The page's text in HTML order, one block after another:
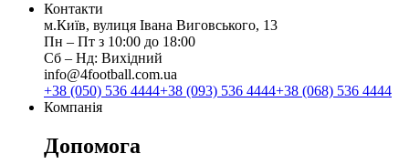
Контакти
м.Київ, вулиця Івана Виговського, 13
Пн ‒ Пт з 10:00 до 18:00
Сб ‒ Нд: Вихідний
info@4football.com.ua
+38 (050) 536 4444+38 (093) 536 4444+38 (068) 536 4444
Компанія
Допомога